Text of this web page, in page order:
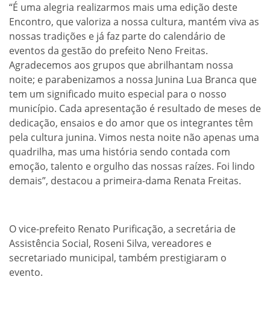
“É uma alegria realizarmos mais uma edição deste
Encontro, que valoriza a nossa cultura, mantém viva as
nossas tradições e já faz parte do calendário de
eventos da gestão do prefeito Neno Freitas.
Agradecemos aos grupos que abrilhantam nossa
noite; e parabenizamos a nossa Junina Lua Branca que
tem um significado muito especial para o nosso
município. Cada apresentação é resultado de meses de
dedicação, ensaios e do amor que os integrantes têm
pela cultura junina. Vimos nesta noite não apenas uma
quadrilha, mas uma história sendo contada com
emoção, talento e orgulho das nossas raízes. Foi lindo
demais”, destacou a primeira-dama Renata Freitas.
O vice-prefeito Renato Purificação, a secretária de
Assistência Social, Roseni Silva, vereadores e
secretariado municipal, também prestigiaram o
evento.